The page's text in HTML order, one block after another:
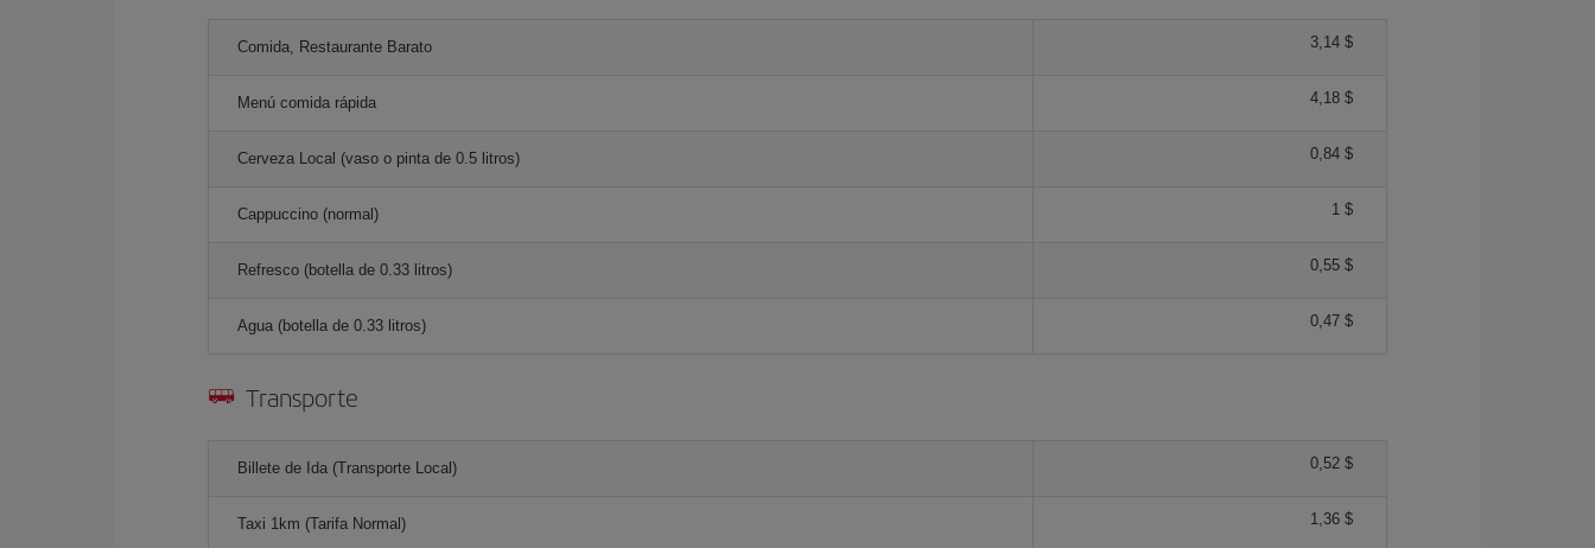
Comida, Restaurante Barato 3,14 $
Menú comida rápida 4,18 $
Cerveza Local (vaso o pinta de 0.5 litros) 0,84 $
Cappuccino (normal) 1 $
Refresco (botella de 0.33 litros) 0,55 $
Agua (botella de 0.33 litros) 0,47 $
Transporte
Billete de Ida (Transporte Local) 0,52 $
Taxi 1km (Tarifa Normal) 1,36 $